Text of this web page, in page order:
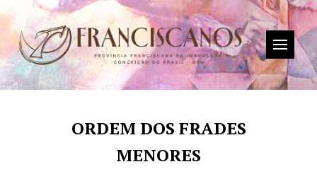
ORDEM DOS FRADES
MENORES